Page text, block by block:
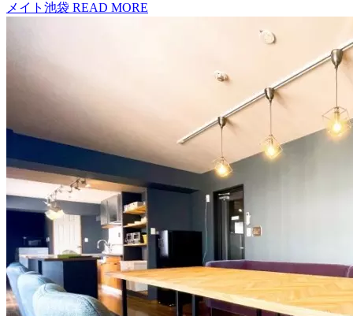
メイト池袋 READ MORE